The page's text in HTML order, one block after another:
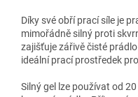
Díky své obří prací síle je
mimořádně silný proti
zajišťuje zářivě čisté
ideální prací prostředek
Silný gel lze používat od